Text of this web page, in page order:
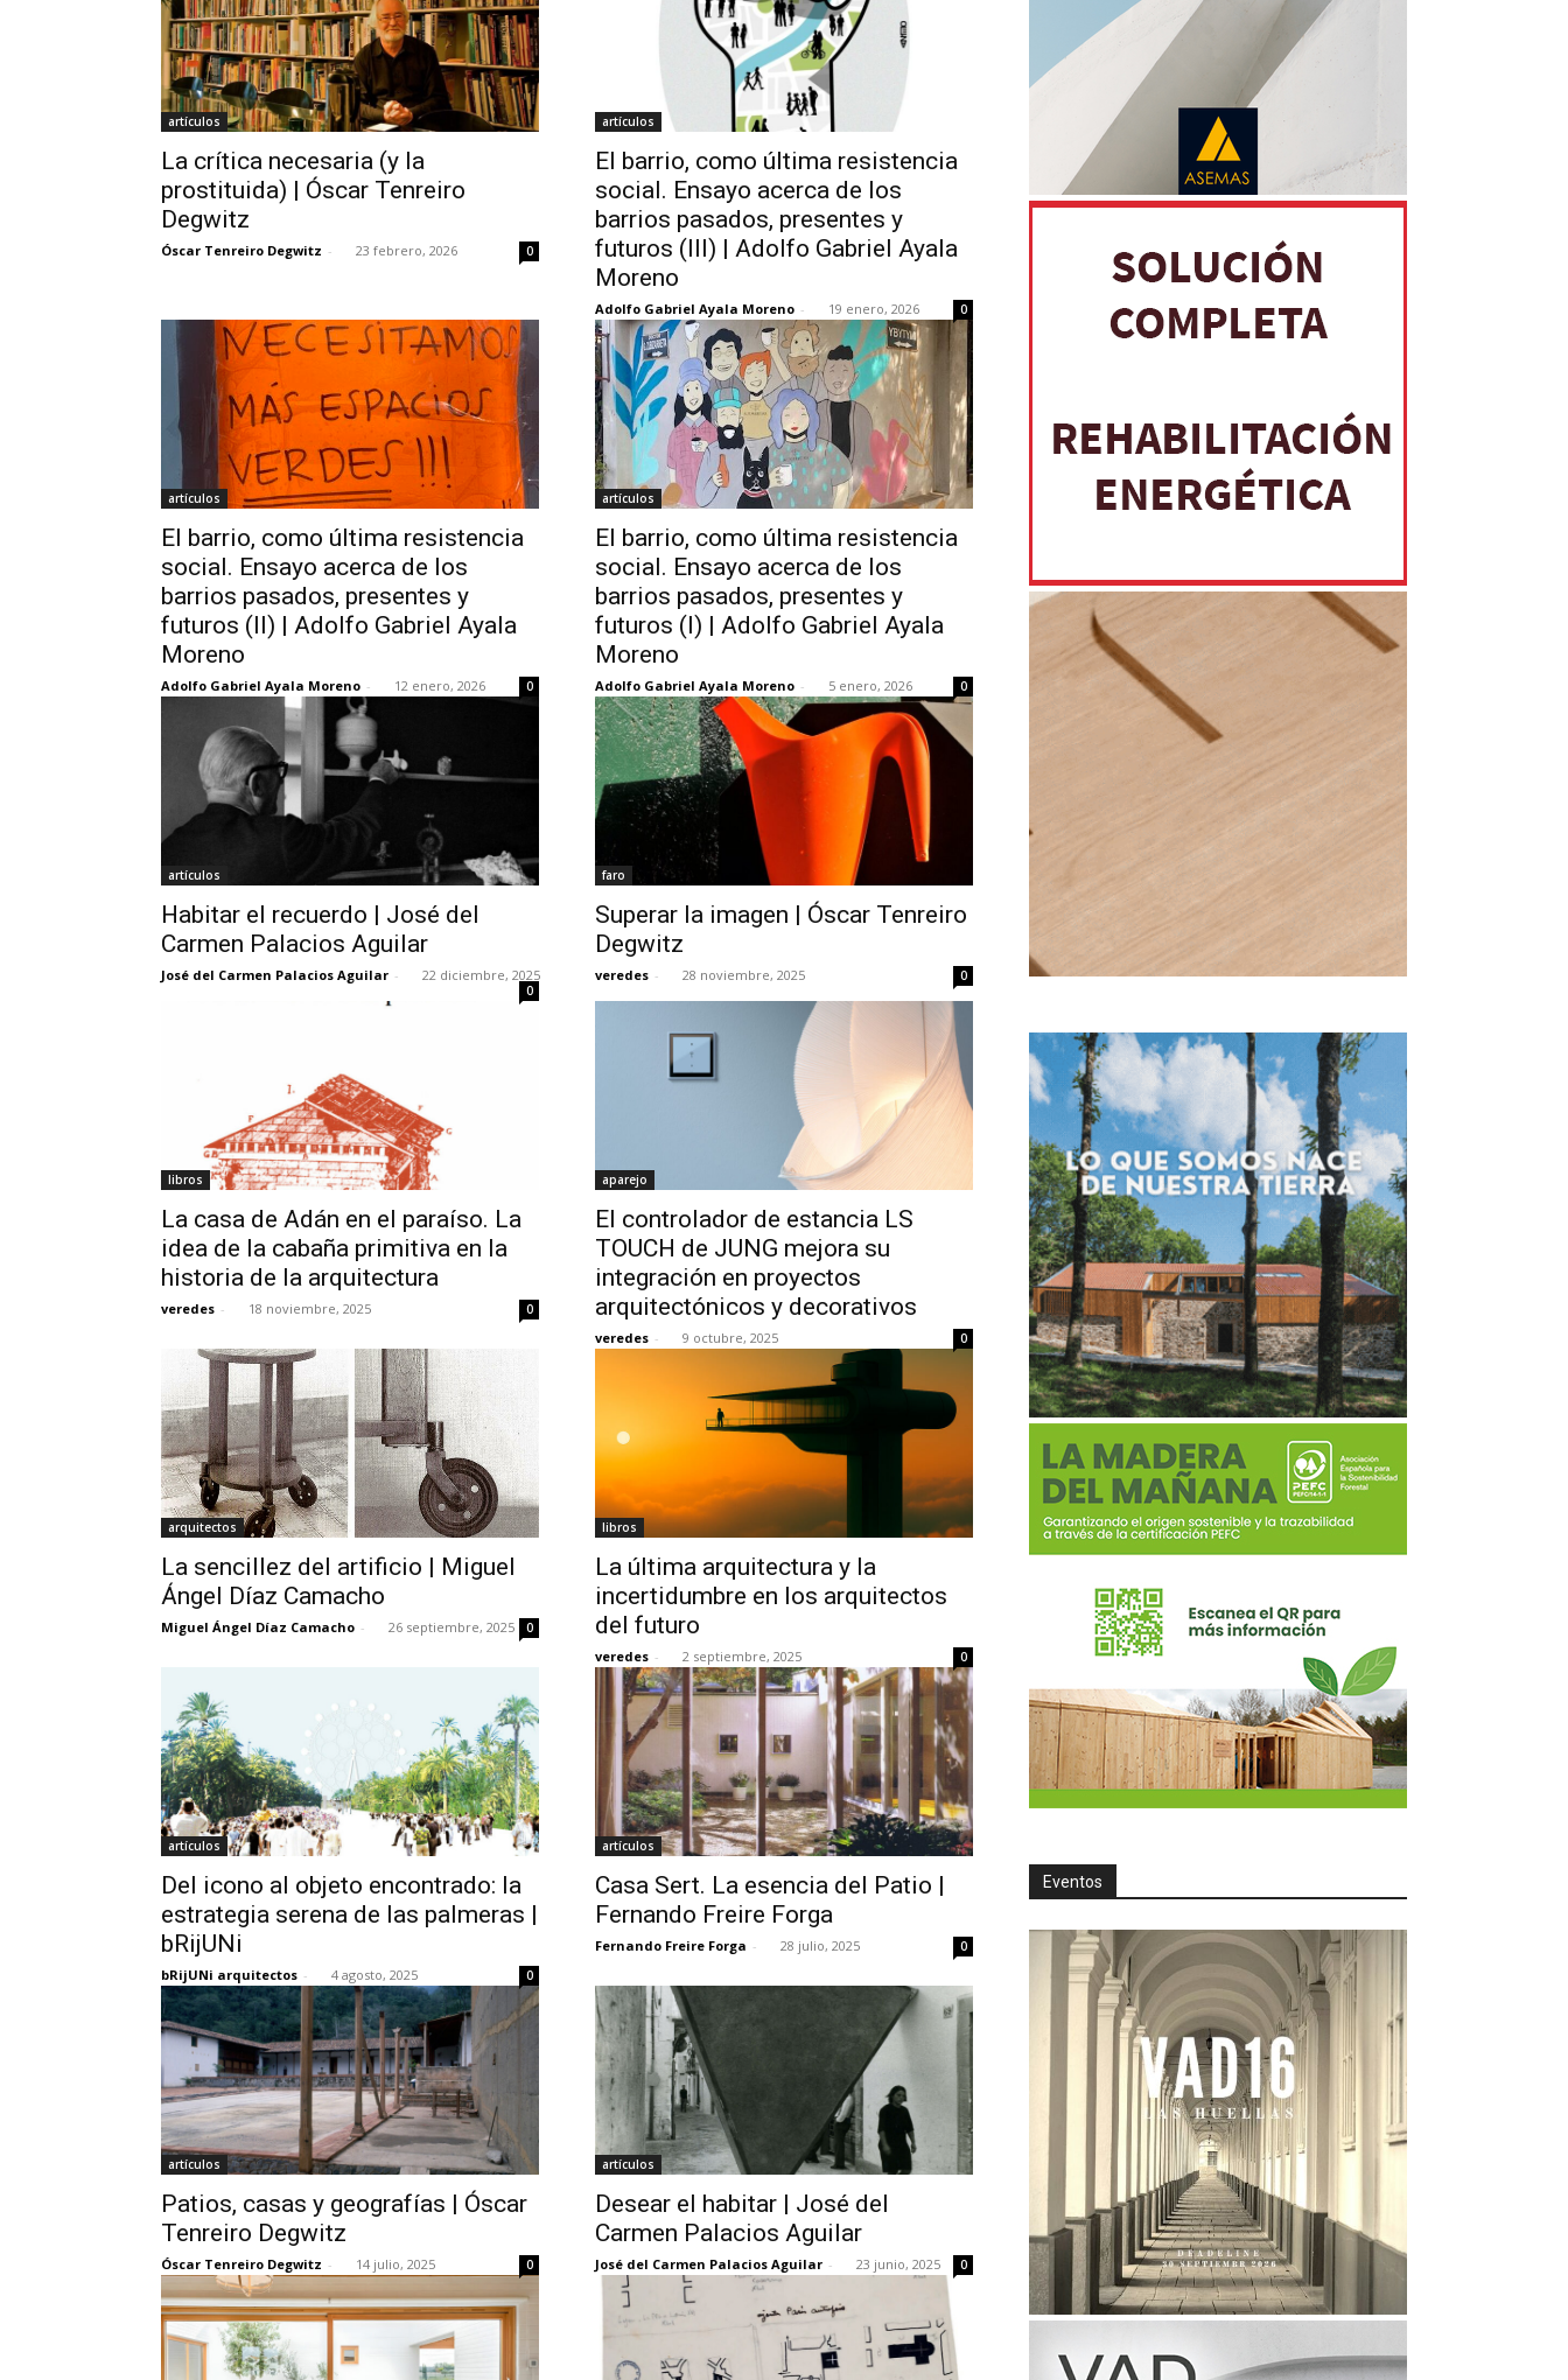
artículos
La crítica necesaria (y la
prostituida) | Óscar Tenreiro
Degwitz
Óscar Tenreiro Degwitz - 23 febrero, 2026 0
artículos
El barrio, como última resistencia
social. Ensayo acerca de los
barrios pasados, presentes y
futuros (III) | Adolfo Gabriel Ayala
Moreno
Adolfo Gabriel Ayala Moreno - 19 enero, 2026 0
artículos
El barrio, como última resistencia
social. Ensayo acerca de los
barrios pasados, presentes y
futuros (II) | Adolfo Gabriel Ayala
Moreno
Adolfo Gabriel Ayala Moreno - 12 enero, 2026 0
artículos
El barrio, como última resistencia
social. Ensayo acerca de los
barrios pasados, presentes y
futuros (I) | Adolfo Gabriel Ayala
Moreno
Adolfo Gabriel Ayala Moreno - 5 enero, 2026 0
artículos
Habitar el recuerdo | José del
Carmen Palacios Aguilar
José del Carmen Palacios Aguilar - 22 diciembre, 2025
0
faro
Superar la imagen | Óscar Tenreiro
Degwitz
veredes - 28 noviembre, 2025 0
libros
La casa de Adán en el paraíso. La
idea de la cabaña primitiva en la
historia de la arquitectura
veredes - 18 noviembre, 2025 0
aparejo
El controlador de estancia LS
TOUCH de JUNG mejora su
integración en proyectos
arquitectónicos y decorativos
veredes - 9 octubre, 2025 0
arquitectos
La sencillez del artificio | Miguel
Ángel Díaz Camacho
Miguel Ángel Díaz Camacho - 26 septiembre, 2025 0
libros
La última arquitectura y la
incertidumbre en los arquitectos
del futuro
veredes - 2 septiembre, 2025 0
artículos
Del icono al objeto encontrado: la
estrategia serena de las palmeras |
bRijUNi
bRijUNi arquitectos - 4 agosto, 2025 0
artículos
Casa Sert. La esencia del Patio |
Fernando Freire Forga
Fernando Freire Forga - 28 julio, 2025 0
artículos
Patios, casas y geografías | Óscar
Tenreiro Degwitz
Óscar Tenreiro Degwitz - 14 julio, 2025 0
artículos
Desear el habitar | José del
Carmen Palacios Aguilar
José del Carmen Palacios Aguilar - 23 junio, 2025 0
Eventos